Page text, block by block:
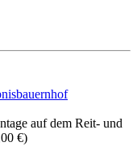
auf dem Reit- und
€)